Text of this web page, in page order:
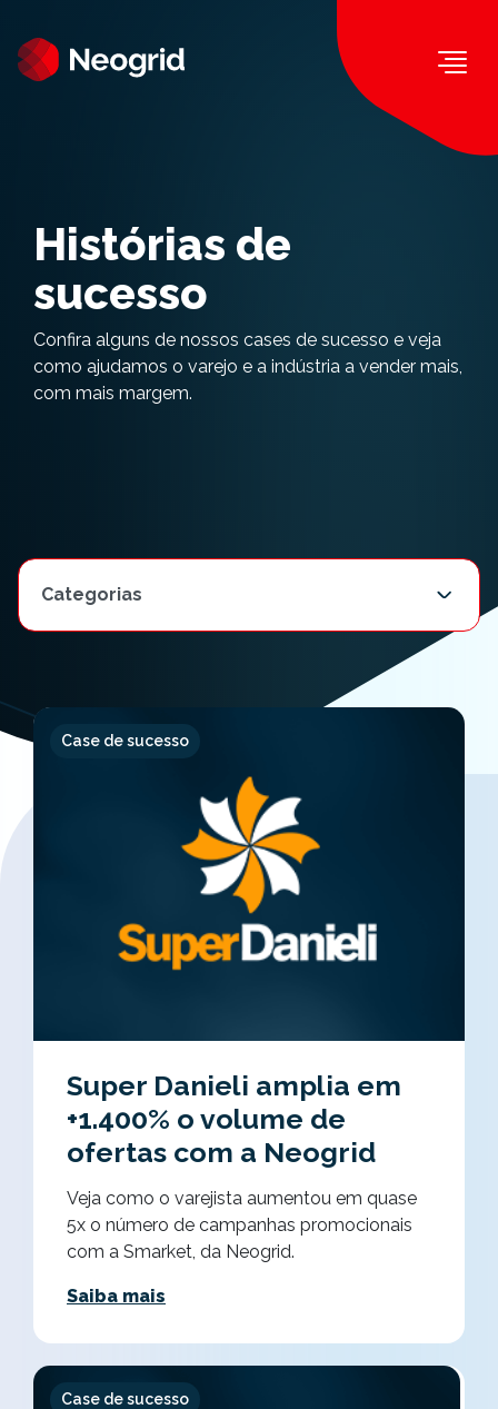
Histórias de
sucesso
Confira alguns de nossos cases de sucesso e veja
como ajudamos o varejo e a indústria a vender mais,
com mais margem.
Case de sucesso
Super Danieli amplia em
+1.400% o volume de
ofertas com a Neogrid
Veja como o varejista aumentou em quase
5x o número de campanhas promocionais
com a Smarket, da Neogrid.
Saiba mais
Case de sucesso